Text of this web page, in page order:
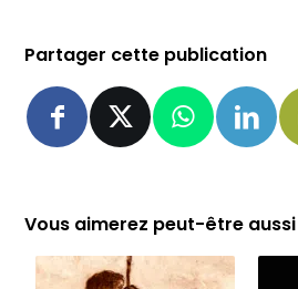
Partager cette publication
Vous aimerez peut-être aussi